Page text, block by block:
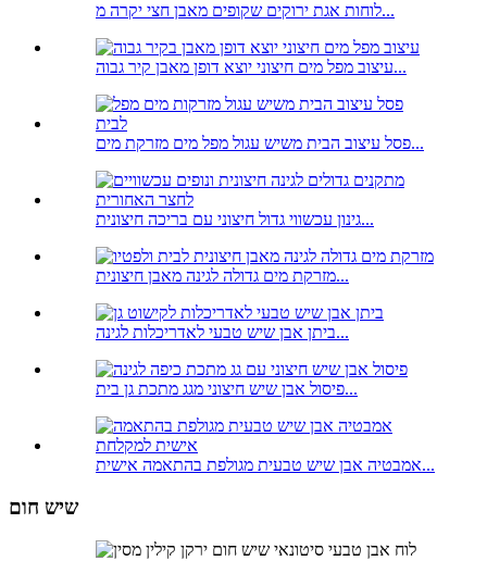
לוחות אגת ירוקים שקופים מאבן חצי יקרה מ...
עיצוב מפל מים חיצוני יוצא דופן מאבן קיר גבוה...
פסל עיצוב הבית משיש עגול מפל מים מזרקת מים...
גינון עכשווי גדול חיצוני עם בריכה חיצונית...
מזרקת מים גדולה לגינה מאבן חיצונית...
ביתן אבן שיש טבעי לאדריכלות לגינה...
פיסול אבן שיש חיצוני מגג מתכת גן בית...
אמבטיה אבן שיש טבעית מגולפת בהתאמה אישית...
שיש חום